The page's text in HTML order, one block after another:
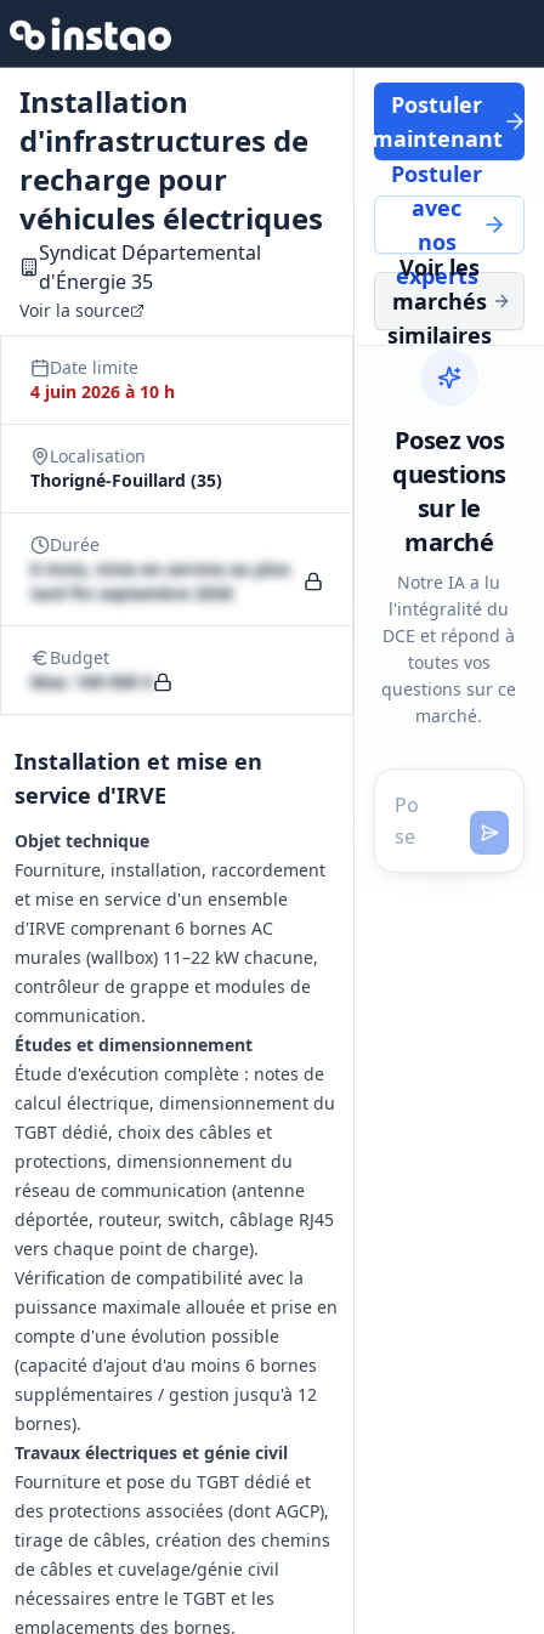
Installation
d'infrastructures de
recharge pour
véhicules électriques
Syndicat Départemental
d'Énergie 35
Voir la source
Date limite
4 juin 2026 à 10 h
Localisation
Thorigné-Fouillard (35)
Durée
6 mois, mise en service au plus
tard fin septembre 2026
Budget
Max: 100 000 €
Installation et mise en
service d'IRVE
Objet technique
Fourniture, installation, raccordement
et mise en service d'un ensemble
d'IRVE comprenant 6 bornes AC
murales (wallbox) 11–22 kW chacune,
contrôleur de grappe et modules de
communication.
Études et dimensionnement
Étude d'exécution complète : notes de
calcul électrique, dimensionnement du
TGBT dédié, choix des câbles et
protections, dimensionnement du
réseau de communication (antenne
déportée, routeur, switch, câblage RJ45
vers chaque point de charge).
Vérification de compatibilité avec la
puissance maximale allouée et prise en
compte d'une évolution possible
(capacité d'ajout d'au moins 6 bornes
supplémentaires / gestion jusqu'à 12
bornes).
Travaux électriques et génie civil
Fourniture et pose du TGBT dédié et
des protections associées (dont AGCP),
tirage de câbles, création des chemins
de câbles et cuvelage/génie civil
nécessaires entre le TGBT et les
emplacements des bornes.
Postuler
maintenant
Postuler
avec
nos
experts
Voir les
marchés
similaires
Posez vos
questions
sur le
marché
Notre IA a lu
l'intégralité du
DCE et répond à
toutes vos
questions sur ce
marché.